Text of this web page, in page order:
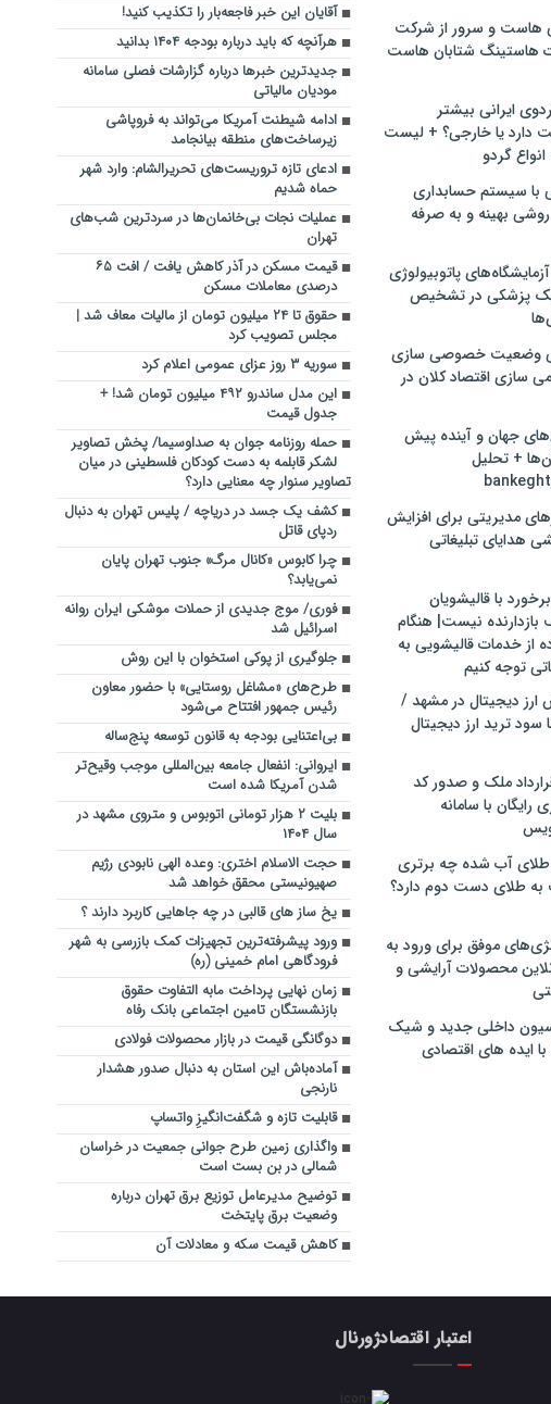
هاست و سرور از شرکت
هاستینگ شتابان هاست
ایرانی بیشتر
دارد یا خارجی؟ + لیست
گردو
با سیستم حسابداری
روشی بهینه و به صرفه
پاتوبیولوژی
پزشکی در تشخیص
وضعیت خصوصی سازی
سازی اقتصاد کلان در
جهان و آینده پیش
+ تحلیل
مدیریتی برای افزایش
هدایای تبلیغاتی
با قالیشویان
بازدارنده نیست| هنگام
از خدمات قالیشویی به
توجه کنیم
ارز دیجیتال در مشهد /
سود ترید ارز دیجیتال
ملک و صدور کد
رایگان با سامانه
آب شده چه برتری
طلای دست دوم دارد؟
موفق برای ورود به
محصولات آرایشی و
داخلی جدید و شیک
ایده های اقتصادی
آقایان این خبر فاجعه‌بار را تکذیب کنید!
هرآنچه که باید درباره بودجه ۱۴۰۴ بدانید
جدیدترین خبرها درباره گزارشات فصلی سامانه
مودیان مالیاتی
ادامه شیطنت آمریکا می‌تواند به فروپاشی
زیرساخت‌های منطقه بیانجامد
ادعای تازه تروریست‌های تحریرالشام: وارد شهر
حماه شدیم
عملیات نجات بی‌خانمان‌ها در سردترین شب‌های
تهران
قیمت مسکن در آذر کاهش یافت / افت ۶۵
درصدی معاملات مسکن
حقوق تا ۲۴ میلیون تومان از مالیات معاف شد |
مجلس تصویب کرد
سوریه ۳ روز عزای عمومی اعلام کرد
این مدل ساندرو ۴۹۲ میلیون تومان شد! +
جدول قیمت
حمله روزنامه جوان به صداوسیما/ پخش تصاویر
لشکر قابلمه به دست کودکان فلسطینی در میان
تصاویر سنوار چه معنایی دارد؟
کشف یک جسد در دریاچه / پلیس تهران به دنبال
ردپای قاتل
چرا کابوس «کانال مرگ» جنوب تهران پایان
نمی‌یابد؟
فوری/ موج جدیدی از حملات موشکی ایران روانه
اسرائیل شد
جلوگیری از پوکی استخوان با این روش
طرح‌های «مشاغل روستایی» با حضور معاون
رئیس جمهور افتتاح می‌شود
بی‌اعتنایی بودجه به قانون توسعه پنج‌ساله
ایروانی: انفعال جامعه بین‌المللی موجب وقیح‌تر
شدن آمریکا شده است
‌‌بلیت ۲ هزار تومانی اتوبوس و متروی مشهد در
سال ۱۴۰۴
حجت الاسلام اختری: وعده الهی نابودی رژیم
صهیونیستی محقق خواهد شد
یخ ساز های قالبی در چه جاهایی کاربرد دارند ؟
ورود پیشرفته‌ترین تجهیزات کمک بازرسی به شهر
فرودگاهی امام خمینی (ره)
زمان نهایی پرداخت مابه التفاوت حقوق
بازنشستگان تامین اجتماعی بانک رفاه
دوگانگی قیمت در بازار محصولات فولادی
آماده‌باش این استان به دنبال صدور هشدار
نارنجی
قابلیت تازه و شگفت‌انگیزِ واتساپ
واگذاری زمین طرح جوانی جمعیت در خراسان
شمالی در بن بست است
توضیح مدیرعامل توزیع برق تهران درباره
وضعیت برق پایتخت
کاهش قیمت سکه و معادلات آن
اعتبار اقتصادژورنال